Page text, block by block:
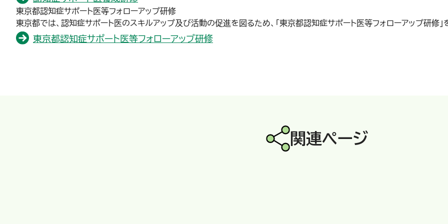
東京都認知症サポート医等フォローアップ研修
東京都では、認知症サポート医のスキルアップ及び活動の促進を図るため、「東京都認知症サポート医等フォローアップ研修」
東京都認知症サポート医等フォローアップ研修
関連ページ